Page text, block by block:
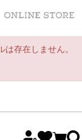
Women Men
存在しません。